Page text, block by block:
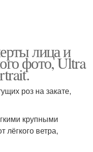
лица и
фото, Ultra
роз на закате,
крупными
лёгкого ветра,